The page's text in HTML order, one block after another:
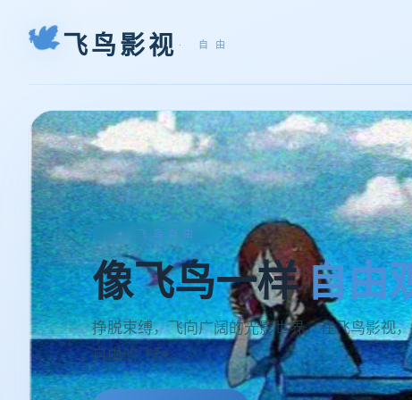
🕊飞鸟影视 · 自由
✦ 云端之上
在云端遇见好故
飞越云层，俯瞰人间万象。那些温暖、治愈、
之上等你。